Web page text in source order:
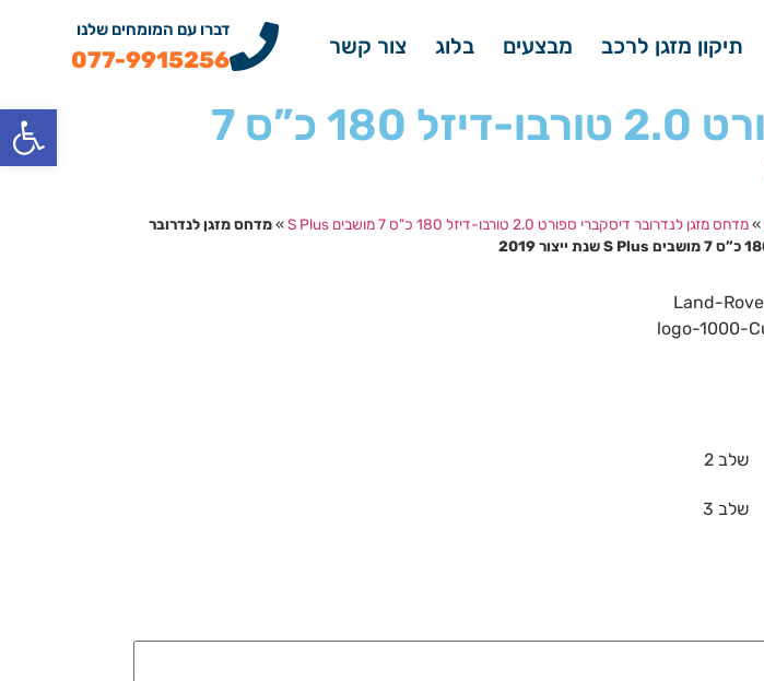
תיקון מזגן לרכב מבצעים בלוג צור קשר
דברו עם המומחים שלנו
077-9915256
מדחס מזגן לנדרובר דיסקברי ספורט 2.0 טורבו-דיזל 180 כ”ס 7
»מדחס מזגן לנדרובר דיסקברי ספורט 2.0 טורבו-דיזל 180 כ”ס 7 מושבים S Plus »מדחס מזגן לנדרובר